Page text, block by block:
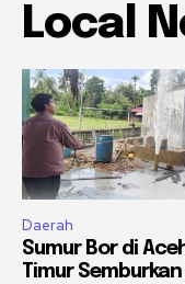
Local
Daerah
Sumur Bor di
Timur Semburkan